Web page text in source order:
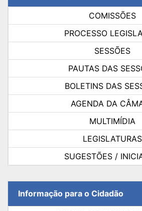
COMISSÕES
PROCESSO
SESSÕES
PAUTAS DAS
BOLETINS DAS
AGENDA DA
MULTIMÍDIA
LEGISLATURAS
SUGESTÕES /
Informação para o Cidadão